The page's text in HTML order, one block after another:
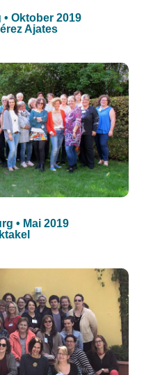
Oktober 2019
Ajates
• Mai 2019